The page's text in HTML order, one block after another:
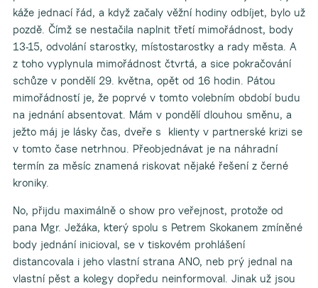
káže jednací řád, a když začaly věžní hodiny odbíjet, bylo už
pozdě. Čímž se nestačila naplnit třetí mimořádnost, body
13-15, odvolání starostky, místostarostky a rady města. A
z toho vyplynula mimořádnost čtvrtá, a sice pokračování
schůze v pondělí 29. května, opět od 16 hodin. Pátou
mimořádností je, že poprvé v tomto volebním období budu
na jednání absentovat. Mám v pondělí dlouhou směnu, a
ježto máj je lásky čas, dveře s klienty v partnerské krizi se
v tomto čase netrhnou. Přeobjednávat je na náhradní
termín za měsíc znamená riskovat nějaké řešení z černé
kroniky.
No, přijdu maximálně o show pro veřejnost, protože od
pana Mgr. Ježáka, který spolu s Petrem Skokanem zmíněné
body jednání inicioval, se v tiskovém prohlášení
distancovala i jeho vlastní strana ANO, neb prý jednal na
vlastní pěst a kolegy dopředu neinformoval. Jinak už jsou